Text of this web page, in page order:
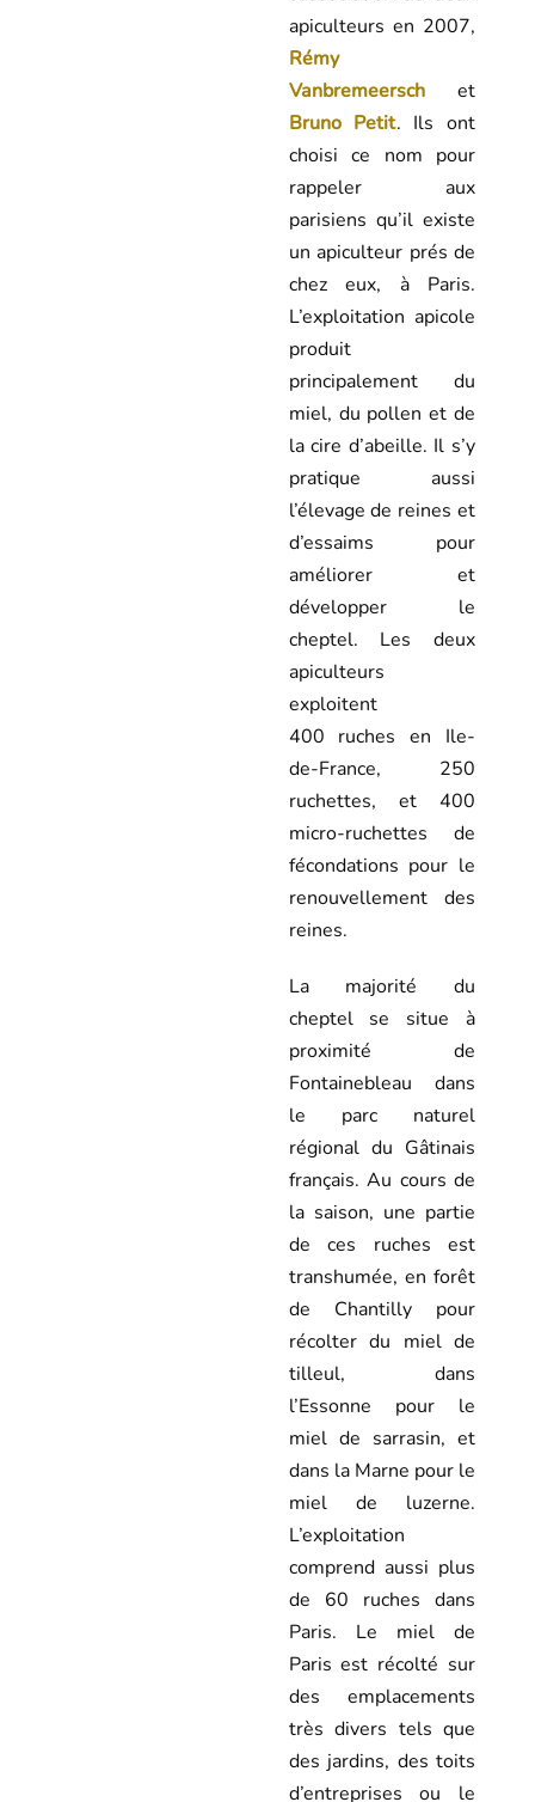
apiculteurs en 2007,
Rémy
Vanbremeerschet
Bruno Petit. Ils ont
choisi ce nom pour
rappeler aux
parisiens qu’il existe
un apiculteur prés de
chez eux, à Paris.
L’exploitation apicole
produit
principalement du
miel, du pollen et de
la cire d’abeille. Il s’y
pratique aussi
l’élevage de reines et
d’essaims pour
améliorer et
développer le
cheptel. Les deux
apiculteurs
exploitent
400 ruches en Ile-
de-France, 250
ruchettes, et 400
micro-ruchettes de
fécondations pour le
renouvellement des
reines.
La majorité du
cheptel se situe à
proximité de
Fontainebleau dans
le parc naturel
régional du Gâtinais
français. Au cours de
la saison, une partie
de ces ruches est
transhumée, en forêt
de Chantilly pour
récolter du miel de
tilleul, dans
l’Essonne pour le
miel de sarrasin, et
dans la Marne pour le
miel de luzerne.
L’exploitation
comprend aussi plus
de 60 ruches dans
Paris. Le miel de
Paris est récolté sur
des emplacements
très divers tels que
des jardins, des toits
d’entreprises ou le